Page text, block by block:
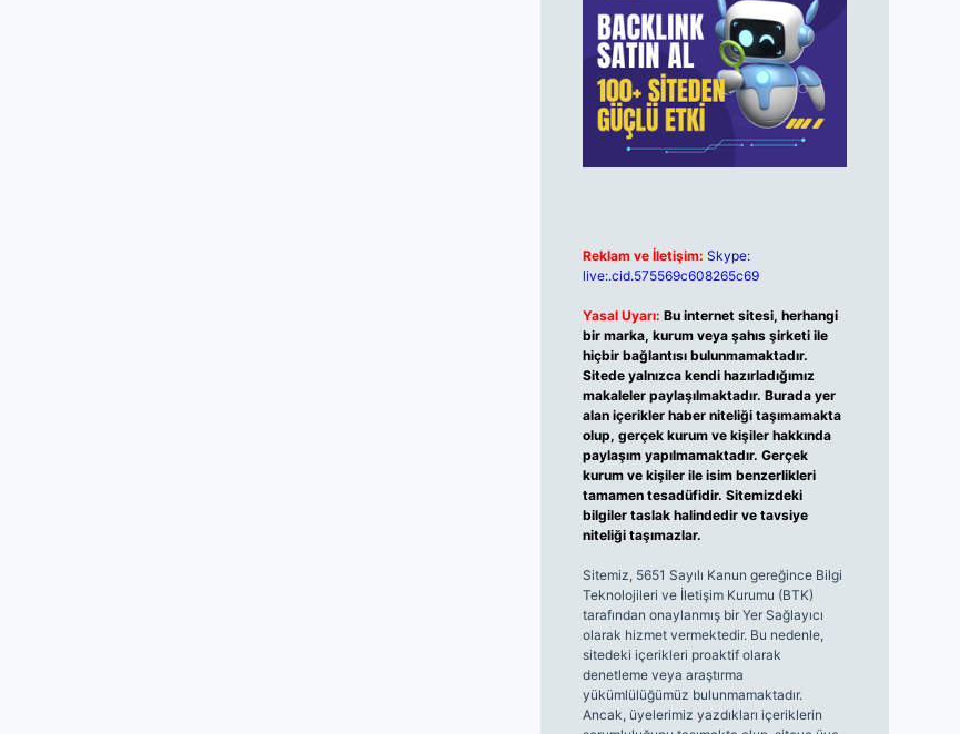
Reklam ve İletişim: Skype:
live:.cid.575569c608265c69
Yasal Uyarı: Bu internet sitesi, herhangi
bir marka, kurum veya şahıs şirketi ile
hiçbir bağlantısı bulunmamaktadır.
Sitede yalnızca kendi hazırladığımız
makaleler paylaşılmaktadır. Burada yer
alan içerikler haber niteliği taşımamakta
olup, gerçek kurum ve kişiler hakkında
paylaşım yapılmamaktadır. Gerçek
kurum ve kişiler ile isim benzerlikleri
tamamen tesadüfidir. Sitemizdeki
bilgiler taslak halindedir ve tavsiye
niteliği taşımazlar.
Sitemiz, 5651 Sayılı Kanun gereğince Bilgi
Teknolojileri ve İletişim Kurumu (BTK)
tarafından onaylanmış bir Yer Sağlayıcı
olarak hizmet vermektedir. Bu nedenle,
sitedeki içerikleri proaktif olarak
denetleme veya araştırma
yükümlülüğümüz bulunmamaktadır.
Ancak, üyelerimiz yazdıkları içeriklerin